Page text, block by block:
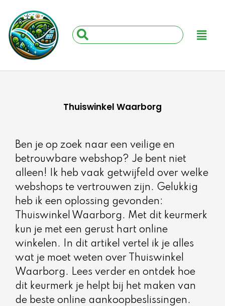
naar
de
inhoud
Main
Search
...
Thuiswinkel Waarborg
Ben je op zoek naar een veilige en
betrouwbare webshop? Je bent niet
alleen! Ik heb vaak getwijfeld over welke
webshops te vertrouwen zijn. Gelukkig
heb ik een oplossing gevonden:
Thuiswinkel Waarborg. Met dit keurmerk
kun je met een gerust hart online
winkelen. In dit artikel vertel ik je alles
wat je moet weten over Thuiswinkel
Waarborg. Lees verder en ontdek hoe
dit keurmerk je helpt bij het maken van
de beste online aankoopbeslissingen.